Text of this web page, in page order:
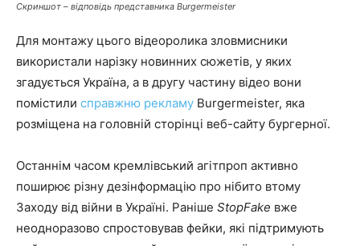
Скриншот – відповідь представника Burgermeister
Для монтажу цього відеоролика зловмисники
використали нарізку новинних сюжетів, у яких
згадується Україна, а в другу частину відео вони
помістили справжню рекламу Burgermeister, яка
розміщена на головній сторінці веб-сайту бургерної.
Останнім часом кремлівський агітпроп активно
поширює різну дезінформацію про нібито втому
Заходу від війни в Україні. Раніше StopFake вже
неодноразово спростовував фейки, які підтримують